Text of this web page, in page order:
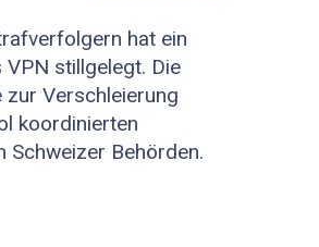
hat ein
stillgelegt. Die
zur Verschleierung
koordinierten
Schweizer Behörden.